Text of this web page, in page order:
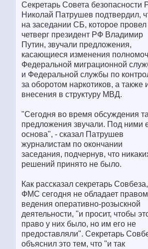
Секретарь Совета безопасности
Николай Патрушев подтвердил,
на заседании СБ, которое провел
четверг президент РФ Владимир
Путин, звучали предложения,
касающиеся изменения
Федеральной миграционной
и Федеральной службы по
за оборотом наркотиков, а также
внесения в структуру МВД.
"Сегодня во время обсуждения
предложения звучали. Под ними
основа", - сказал Патрушев
журналистам по окончании
заседания, подчернув, что
решений принято не было.
Как рассказал секретарь Совбеза,
ФМС сегодня не обладает правом
ведения оперативно-розыскной
деятельности, "и просит, чтобы
право у них было, но им его не
предоставляли". Секретарь
объяснил это тем, что "и так